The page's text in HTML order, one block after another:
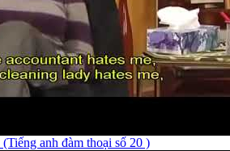
anh đàm thoại số 20 )